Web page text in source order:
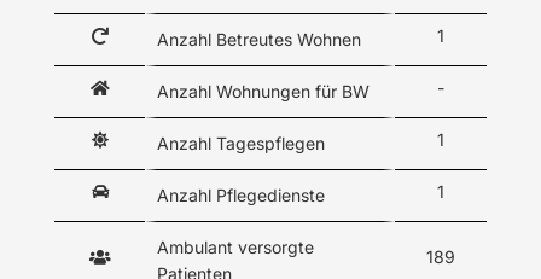
Anzahl Betreutes Wohnen 1
Anzahl Wohnungen für BW -
Anzahl Tagespflegen 1
Anzahl Pflegedienste 1
Ambulant versorgte
Patienten
189